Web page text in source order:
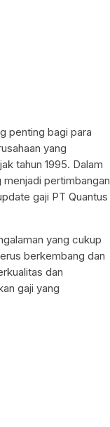
penting bagi para
yang
tahun 1995. Dalam
pertimbangan
gaji PT Quantus
yang cukup
berkembang dan
dan
gaji yang